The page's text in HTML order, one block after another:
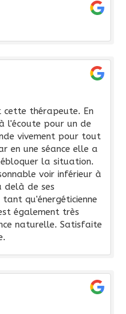
cette thérapeute. En
l'écoute pour un de
vivement pour tout
en une séance elle a
la situation.
voir inférieur à
de ses
tant qu'énergéticienne
également très
naturelle. Satisfaite